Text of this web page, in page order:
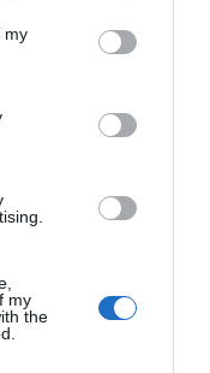
You may click to
third-party tags to
in below Google
my
my
the